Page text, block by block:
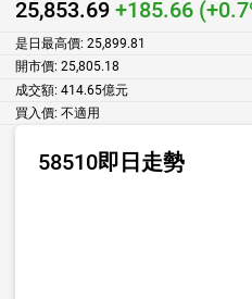
25,853.69 +185.66
是日最高價: 25,899.81
開市價: 25,805.18
成交額: 414.65億元
買入價: 不適用
58510即日走勢